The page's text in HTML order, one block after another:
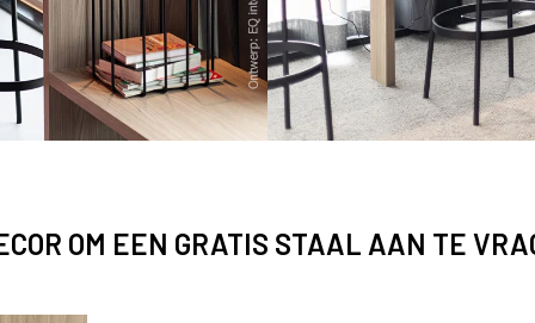
Hoge werktafel in de blonde S164 Fronda
OM EEN GRATIS STAAL AAN TE